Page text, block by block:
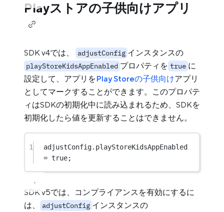
Playストアの子供向けアプリ
SDK v4では、 adjustConfig インスタンスの
playStoreKidsAppEnabled プロパティを true に
設定して、アプリをPlay Storeの子供向けアプリ
としてマークすることができます。このプロパテ
ィはSDKの初期化中に読み込まれるため、SDKを
初期化したら値を更新することはできません。
1
= true;
SDK v5では、コンプライアンスを有効にするに
は、
adjustConfig インスタンスの